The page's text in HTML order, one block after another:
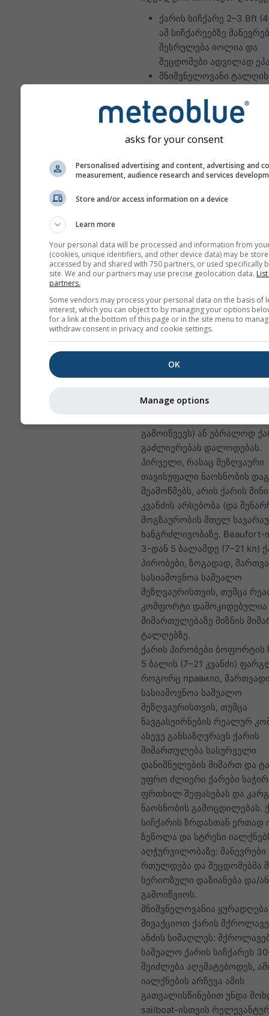
ქარის სიჩქარე 2–3 Bft
ამ სიჩქარეებზე
შესრულება იოლია და
შეცდომები ადვილად
მნიშვნელოვანი ტალღის
იდეალური ნაოსნობის
ქარის სიჩქარე 4–5 Bft
ამ სიჩქარისას
ძალა და უკეთესი
პირობებში ტალღები
დაიმსხვრეს.
ქარი იალქნიანი ნავის
მამოძრავებელი ძალაა,
მეზღვაური პირველ რიგში
აკვირდება.
ძალიან სუსტი (ან საერთოდ
აიძულებს ძრავის
გამოიწვევს) ან უბრალოდ
გაძლიერებას დალოდებას.
პირველი, რასაც მეზღვაური
თავისუფალი ნაოსნობის
შეამოწმებს, არის ქარის
კვანძის არსებობა (და
მოგზაურობის მთელ
ხანგრძლივობაზე. Beaufort-
3-დან 5 ბალამდე (7–21 kn)
პირობები, ზოგადად,
სასიამოვნოა საშუალო
მეზღვაურისთვის, თუმცა
კომფორტი დამოკიდებულია
მიმართულებაზე მიზნის
ტალღებზე.
ქარის პირობები ბოფორტის
5 ბალის (7–21 კვანძი)
როგორც правило,
სასიამოვნოა საშუალო
მეზღვაურისთვის, თუმცა
ნავგასეირნების რეალურ
ასევე განსაზღვრავს ქარის
მიმართულება სასურველი
დანიშნულების მიმართ და
უფრო ძლიერი ქარები
ფრთხილ შეფასებას და კარგ
ნაოსნობის გამოცდილებას.
სიჩქარის ზრდასთან ერთად
ზეწოლა და სტრესი
აღჭურვილობაზე: მანევრები
რთულდება და შეცდომებმა
სერიოზული დაზიანება და/
გამოიწვიოს.
მნიშვნელოვანია ყურადღება
მივაქციოთ ქარის
ანძის სიმაღლეს:
საშუალო ქარის სიჩქარეს
შეიძლება აღემატებოდეს,
იალქნების არჩევა ამის
გათვალისწინებით უნდა
sailboat-ისთვის
asks for your consent
Personalised advertising and content, advertising and
measurement, audience research and services
Store and/or access information on a device
Learn more
Your personal data will be processed and information from
(cookies, unique identifiers, and other device data) may be
accessed by and shared with 750 partners, or used specifically
site. We and our partners may use precise geolocation data.
partners.
Some vendors may process your personal data on the basis of
interest, which you can object to by managing your options
for a link at the bottom of this page or in the site menu to
withdraw consent in privacy and cookie settings.
OK
Manage options